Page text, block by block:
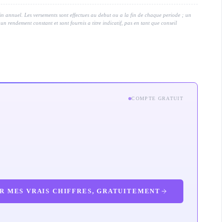
Les versements sont effectues au debut ou a la fin de chaque periode ; un
rendement constant et sont fournis a titre indicatif, pas en tant que conseil
COMPTE GRATUIT
MES VRAIS CHIFFRES, GRATUITEMENT